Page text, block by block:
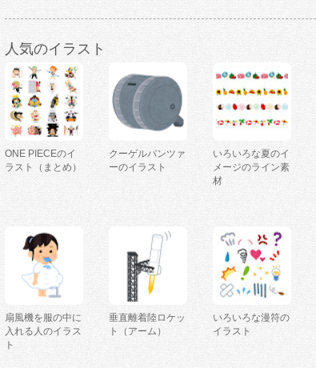
人気のイラスト
ONE PIECEのイ
ラスト（まとめ）
クーゲルパンツァ
ーのイラスト
いろいろな夏のイ
メージのライン素
材
扇風機を服の中に
入れる人のイラス
ト
垂直離着陸ロケッ
ト（アーム）
いろいろな漫符の
イラスト